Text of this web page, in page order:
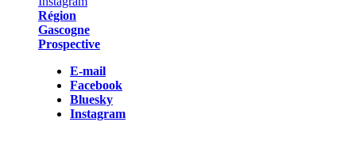
Région
Gascogne
Prospective
E-mail
Facebook
Bluesky
Instagram